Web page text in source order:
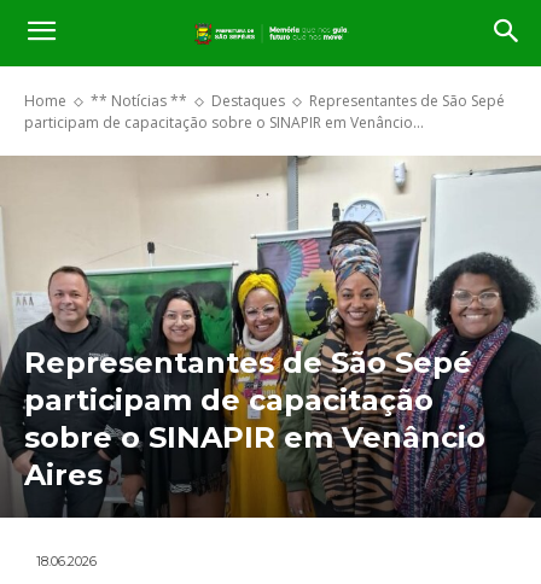
Home ** Notícias ** Destaques
Representantes de São Sepé
participam de capacitação sobre o SINAPIR em Venâncio...
Representantes de São Sepé
participam de capacitação
sobre o SINAPIR em Venâncio
Aires
18.06.2026